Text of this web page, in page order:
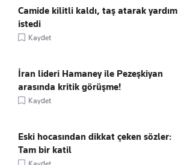
Camide kilitli kaldı, taş atarak yardım
istedi
Kaydet
İran lideri Hamaney ile Pezeşkiyan
arasında kritik görüşme!
Kaydet
Eski hocasından dikkat çeken sözler:
Tam bir katil